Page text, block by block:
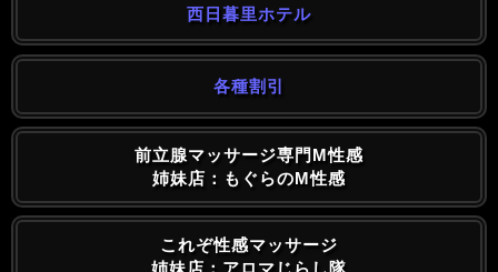
西日暮里ホテル
各種割引
前立腺マッサージ専門M性感
姉妹店：もぐらのM性感
これぞ性感マッサージ
姉妹店：アロマじらし隊